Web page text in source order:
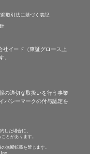
取引法に基づく表記
イード（東証グロース上
の適切な取扱いを行う事業
バシーマークの付与認定を
した場合に、
とがあります。
無断転載を禁じます。